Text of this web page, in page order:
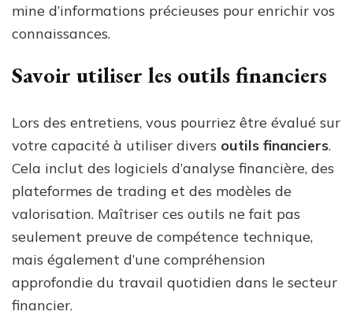
mine d’informations précieuses pour enrichir vos
connaissances.
Savoir utiliser les outils financiers
Lors des entretiens, vous pourriez être évalué sur
votre capacité à utiliser divers outils financiers.
Cela inclut des logiciels d’analyse financière, des
plateformes de trading et des modèles de
valorisation. Maîtriser ces outils ne fait pas
seulement preuve de compétence technique,
mais également d’une compréhension
approfondie du travail quotidien dans le secteur
financier.